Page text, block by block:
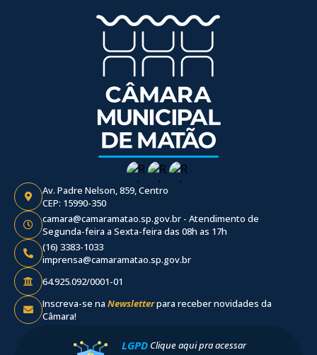
Av. Padre Nelson, 859, Centro
CEP: 15990-350
(16) 3383-1033
imprensa@camaramatao.sp.gov.br
camara@camaramatao.sp.gov.br - Atendimento de
Segunda-feira a Sexta-feira das 08h as 17h
64.925.092/0001-01
Inscreva-se na Newsletterpara receber novidades da
Câmara!
LGPD Clique aqui pra acessar